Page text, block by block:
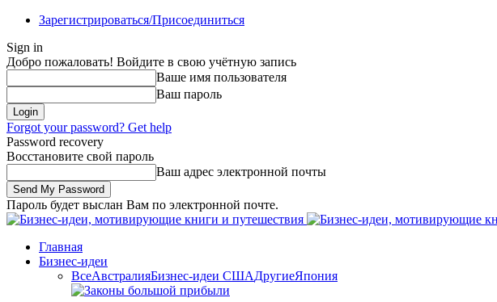
Зарегистрироваться/Присоединиться
Sign in
Добро пожаловать! Войдите в свою учётную запись
Ваше имя пользователя
Ваш пароль
Forgot your password? Get help
Password recovery
Восстановите свой пароль
Ваш адрес электронной почты
Пароль будет выслан Вам по электронной почте.
Главная
Бизнес-идеи
ВсеАвстралияБизнес-идеи СШАДругиеЯпония